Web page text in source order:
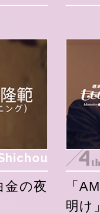
金の夜
「
明け